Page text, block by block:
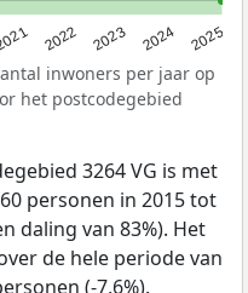
2022 2023 2024 2025
inwoners per jaar op
het postcodegebied
3264 VG is met
personen in 2015 tot
daling van 83%). Het
de hele periode van
(-7,6%).